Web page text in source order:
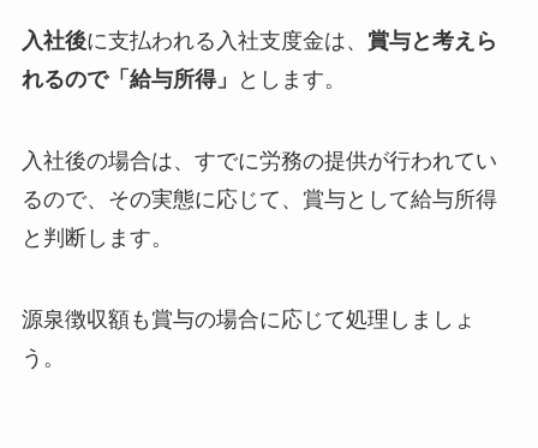
入社後に支払われる入社支度金は、 賞与と考えら
れるので「給与所得」
とします。
入社後の場合は、すでに労務の提供が行われてい
るので、その実態に応じて、賞与として給与所得
と判断します。
源泉徴収額も賞与の場合に応じて処理しましょ
う。